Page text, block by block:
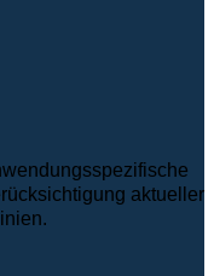
aktueller